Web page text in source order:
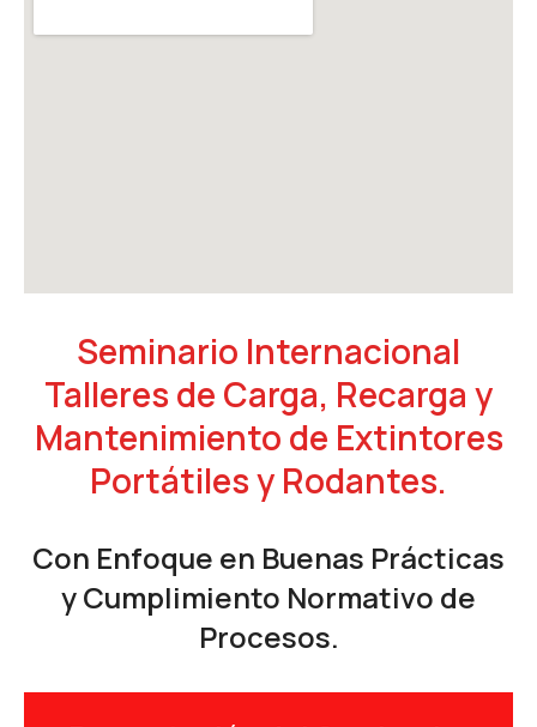
Seminario Internacional
Talleres de Carga, Recarga y
Mantenimiento de Extintores
Portátiles y Rodantes.
Con Enfoque en Buenas Prácticas
y Cumplimiento Normativo de
Procesos.